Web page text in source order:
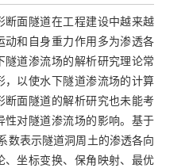
断面隧道在工程建设中越来越
动和自身重力作用多为渗透各
隧道渗流场的解析研究理论常
，以使水下隧道渗流场的计算
断面隧道的解析研究也未能考
性对隧道渗流场的影响。基于
数表示隧道洞周土的渗透各向
、坐标变换、保角映射、最优